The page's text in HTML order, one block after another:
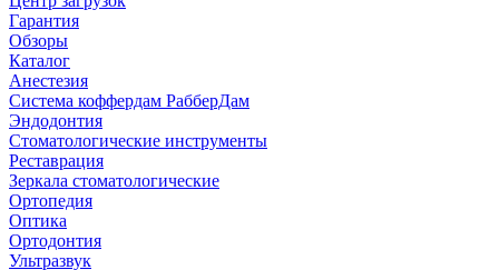
Гарантия
Обзоры
Каталог
Анестезия
Система коффердам РабберДам
Эндодонтия
Стоматологические инструменты
Реставрация
Зеркала стоматологические
Ортопедия
Оптика
Ортодонтия
Ультразвук